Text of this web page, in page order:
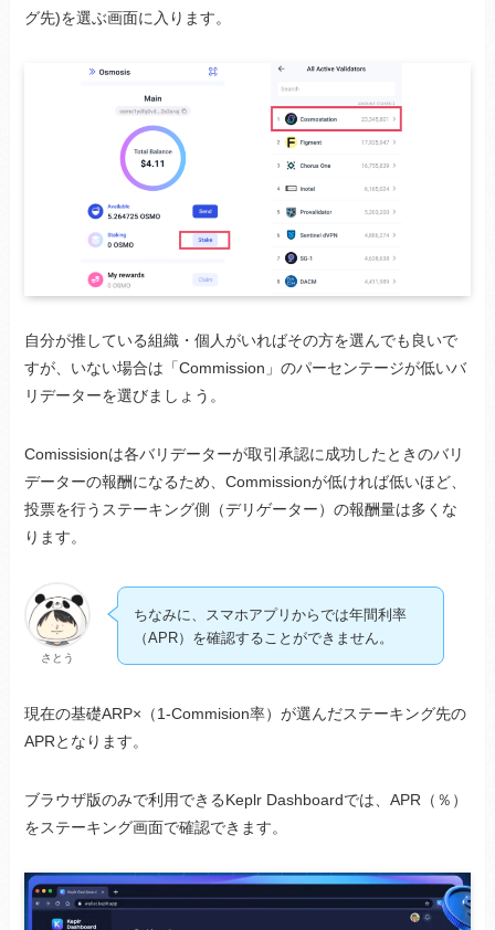
グ先)を選ぶ画面に入ります。
自分が推している組織・個人がいればその方を選んでも良いで
すが、いない場合は「Commission」のパーセンテージが低いバ
リデーターを選びましょう。
Comissisionは各バリデーターが取引承認に成功したときのバリ
データーの報酬になるため、Commissionが低ければ低いほど、
投票を行うステーキング側（デリゲーター）の報酬量は多くな
ります。
さとう
ちなみに、スマホアプリからでは年間利率
（APR）を確認することができません。
現在の基礎ARP×（1-Commision率）が選んだステーキング先の
APRとなります。
ブラウザ版のみで利用できるKeplr Dashboardでは、APR（％）
をステーキング画面で確認できます。